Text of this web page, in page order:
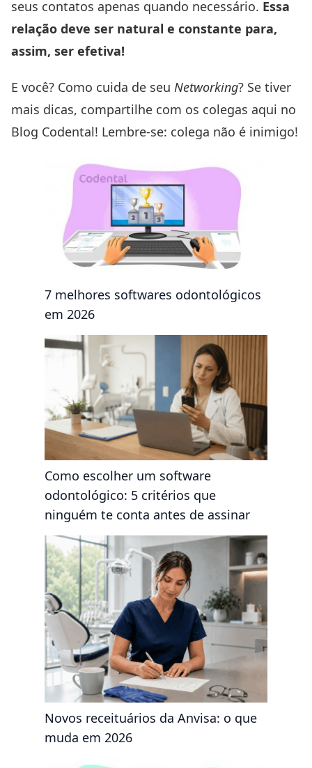
seus contatos apenas quando necessário. Essa
relação deve ser natural e constante para,
assim, ser efetiva!
E você? Como cuida de seu Networking? Se tiver
mais dicas, compartilhe com os colegas aqui no
Blog Codental! Lembre-se: colega não é inimigo!
7 melhores softwares odontológicos
em 2026
Como escolher um software
odontológico: 5 critérios que
ninguém te conta antes de assinar
Novos receituários da Anvisa: o que
muda em 2026